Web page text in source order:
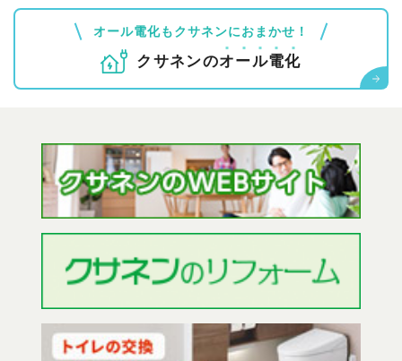
オール電化もクサネンにおまかせ！
クサネンのオール電化